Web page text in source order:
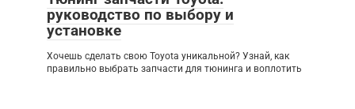
руководство по выбору и
установке
Хочешь сделать свою Toyota уникальной? Узнай, как
правильно выбрать запчасти для тюнинга и воплотить